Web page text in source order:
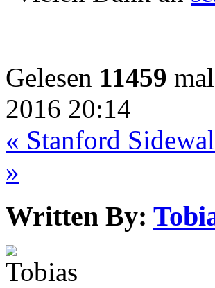
Gelesen 11459 mal
2016 20:14
« Stanford
»
Written By: